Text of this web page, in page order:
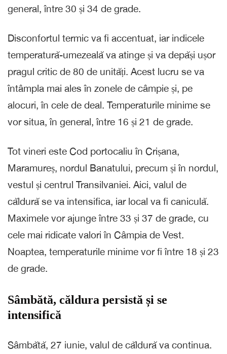
general, între 30 și 34 de grade.
Disconfortul termic va fi accentuat, iar indicele
temperatură-umezeală va atinge și va depăși ușor
pragul critic de 80 de unități. Acest lucru se va
întâmpla mai ales în zonele de câmpie și, pe
alocuri, în cele de deal. Temperaturile minime se
vor situa, în general, între 16 și 21 de grade.
Tot vineri este Cod portocaliu în Crișana,
Maramureș, nordul Banatului, precum și în nordul,
vestul și centrul Transilvaniei. Aici, valul de
căldură se va intensifica, iar local va fi caniculă.
Maximele vor ajunge între 33 și 37 de grade, cu
cele mai ridicate valori în Câmpia de Vest.
Noaptea, temperaturile minime vor fi între 18 și 23
de grade.
Sâmbătă, căldura persistă și se
intensifică
Sâmbătă, 27 iunie, valul de căldură va continua.